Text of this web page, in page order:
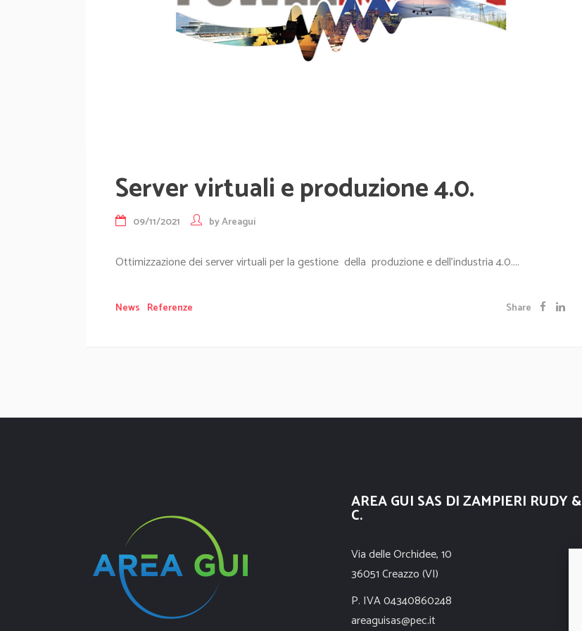
Server virtuali e produzione 4.0.
09/11/2021 byAreagui
Ottimizzazione dei server virtuali per la gestione della produzione e dell'industria 4.0....
News Referenze Share
AREA GUI SAS DI ZAMPIERI RUDY &
C.
Via delle Orchidee, 10
36051 Creazzo (VI)
P. IVA 04340860248
areaguisas@pec.it